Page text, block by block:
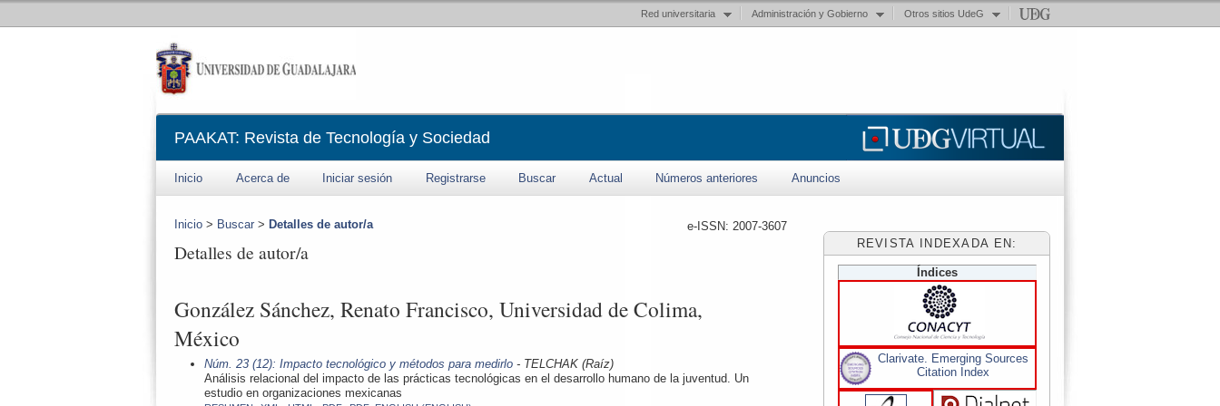
Red universitaria Administración y Gobierno Otros sitios UdeG
PAAKAT: Revista de Tecnología y Sociedad
REVISTA INDEXADA EN:
Índices
Clarivate. Emerging Sources
Citation Index
Inicio Acerca de Iniciar sesión Registrarse Buscar Actual Números anteriores Anuncios
Inicio > Buscar > Detalles de autor/a
Detalles de autor/a
González Sánchez, Renato Francisco, Universidad de Colima,
México
Núm. 23 (12): Impacto tecnológico y métodos para medirlo- TELCHAK (Raíz)
Análisis relacional del impacto de las prácticas tecnológicas en el desarrollo humano de la juventud. Un
estudio en organizaciones mexicanas
e-ISSN: 2007-3607